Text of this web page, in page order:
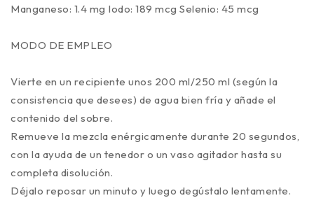
Manganeso: 1.4 mg Iodo: 189 mcg Selenio: 45 mcg
MODO DE EMPLEO
Vierte en un recipiente unos 200 ml/250 ml (según la
consistencia que desees) de agua bien fría y añade el
contenido del sobre.
Remueve la mezcla enérgicamente durante 20 segundos,
con la ayuda de un tenedor o un vaso agitador hasta su
completa disolución.
Déjalo reposar un minuto y luego degústalo lentamente.